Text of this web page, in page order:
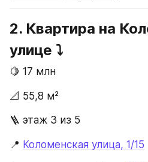
2. Квартира на
улице ⤵️
🍋 17 млн
📐 55,8 м²
🪜 этаж 3 из 5
📍 Коломенская улица, 1/15